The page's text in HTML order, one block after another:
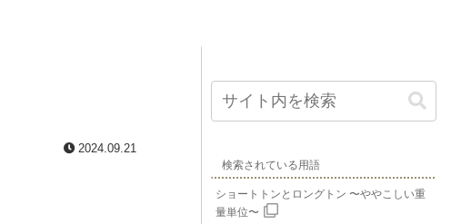
2024.09.21
検索されている用語
ショートトンとロングトン 〜ややこしい重
量単位〜